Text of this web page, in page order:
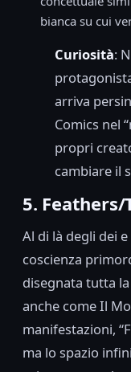
bianca su cui
Curiosità:
arriva
Comics nel
propri
cambiare il
5.
Al di là degli dei
coscienza
disegnata tutta
anche come Il
manifestazioni,
ma lo spazio